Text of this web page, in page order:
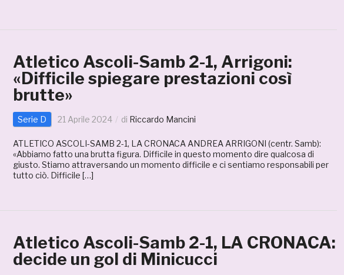
Atletico Ascoli-Samb 2-1, Arrigoni:
«Difficile spiegare prestazioni così
brutte»
Serie D 21 Aprile 2024 di Riccardo Mancini
ATLETICO ASCOLI-SAMB 2-1, LA CRONACA ANDREA ARRIGONI (centr. Samb):
«Abbiamo fatto una brutta figura. Difficile in questo momento dire qualcosa di
giusto. Stiamo attraversando un momento difficile e ci sentiamo responsabili per
tutto ciò. Difficile […]
Atletico Ascoli-Samb 2-1, LA CRONACA:
decide un gol di Minicucci